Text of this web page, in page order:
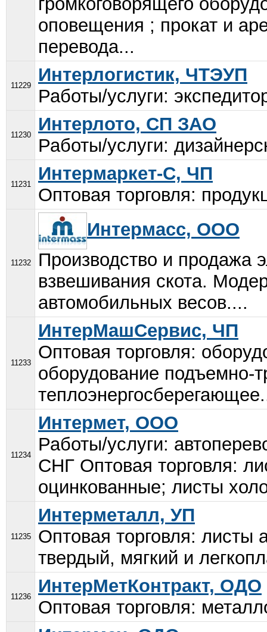
оповещения ; прокат и
перевода...
11229
Интерлогистик, ЧТЭУП
Работы/услуги:
11230
Интерлото, СП ЗАО
Работы/услуги:
11231
Интермаркет-С, ЧП
Оптовая торговля:
11232
Интермасс, ООО
Производство и продажа
взвешивания скота.
автомобильных весов....
11233
ИнтерМашСервис, ЧП
Оптовая торговля:
оборудование подъемно-
11234
Интермет, ООО
Работы/услуги:
СНГ Оптовая торговля:
оцинкованные; листы
11235
Интерметалл, УП
Оптовая торговля:
твердый, мягкий и
11236
ИнтерМетКонтракт, ОДО
Оптовая торговля: